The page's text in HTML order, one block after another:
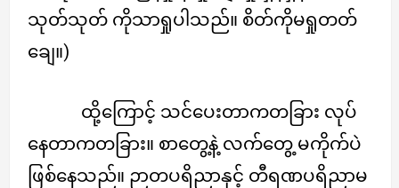
သုတ်သုတ် ကိုသာရှုပါသည်။ စိတ်ကိုမရှုတတ်
ချေ။)
ထို့ကြောင့် သင်ပေးတာကတခြား လုပ်
နေတာကတခြား။ စာတွေ့နဲ့ လက်တွေ့ မကိုက်ပဲ
ဖြစ်နေသည်။ ဉာတပရိညာနှင့် တီရဏပရိညာမ